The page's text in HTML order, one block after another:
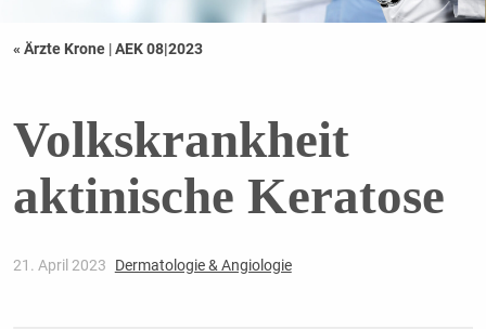
« Ärzte Krone |AEK 08|2023
Volkskrankheit
aktinische Keratose
21. April 2023 Dermatologie & Angiologie